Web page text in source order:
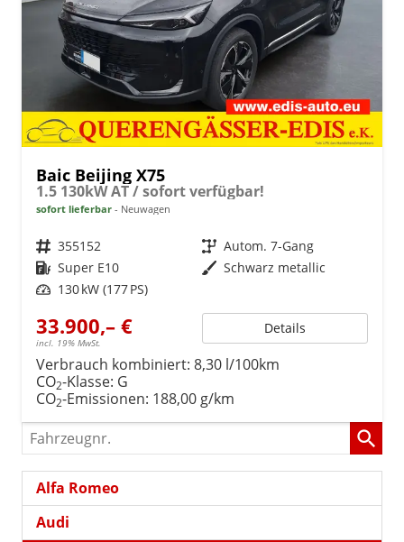
Baic Beijing X75
1.5 130kW AT / sofort verfügbar!
sofort lieferbar Neuwagen
Fahrzeugnr. 355152 Getriebe Autom. 7-Gang
Kraftstoff Super E10 Außenfarbe Schwarz metallic
Leistung 130 kW (177 PS)
33.900,– €
incl. 19% MwSt.
Details
Verbrauch kombiniert: 8,30 l/100km
CO2-Klasse: G
CO2-Emissionen: 188,00 g/km
Fahrzeugnr.
Alfa Romeo
Audi